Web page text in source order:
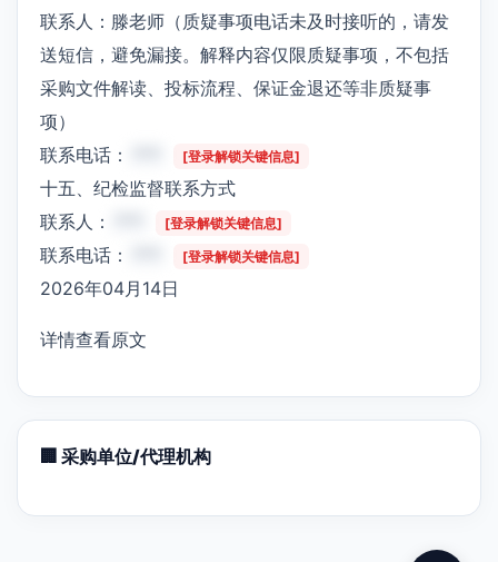
联系人：滕老师（质疑事项电话未及时接听的，请发
送短信，避免漏接。解释内容仅限质疑事项，不包括
采购文件解读、投标流程、保证金退还等非质疑事
项）
联系电话：
[登录解锁关键信息]
十五、纪检监督联系方式
联系人：
[登录解锁关键信息]
联系电话： [登录解锁关键信息]
2026年04月14日
详情查看原文
🏢 采购单位/代理机构